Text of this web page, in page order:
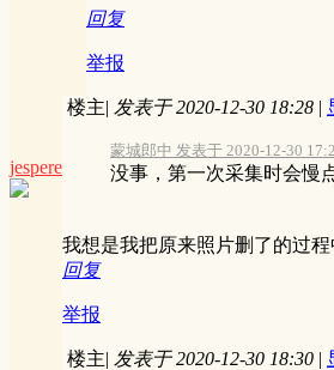
回复
举报
jespere
楼主| 发表于 2020-12-30 18:28 |
蒙城郎中 发表于 2020-12-30
没事，第一次采集时会慢
我想是我把原来照片删了的过
回复
举报
楼主| 发表于 2020-12-30 18:30 |